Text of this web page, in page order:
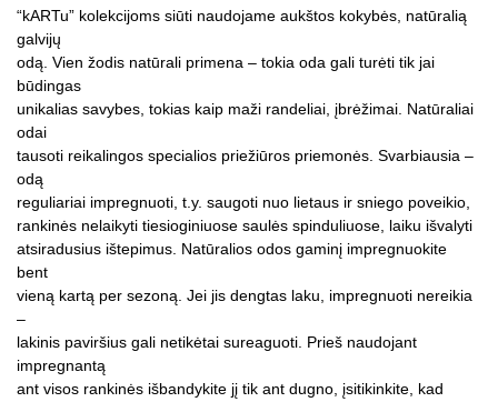
“kARTu” kolekcijoms siūti naudojame aukštos kokybės, natūralią
galvijų
odą. Vien žodis natūrali primena – tokia oda gali turėti tik jai
būdingas
unikalias savybes, tokias kaip maži randeliai, įbrėžimai. Natūraliai
odai
tausoti reikalingos specialios priežiūros priemonės. Svarbiausia –
odą
reguliariai impregnuoti, t.y. saugoti nuo lietaus ir sniego poveikio,
rankinės nelaikyti tiesioginiuose saulės spinduliuose, laiku išvalyti
atsiradusius ištepimus. Natūralios odos gaminį impregnuokite
bent
vieną kartą per sezoną. Jei jis dengtas laku, impregnuoti nereikia
–
lakinis paviršius gali netikėtai sureaguoti. Prieš naudojant
impregnantą
ant visos rankinės išbandykite jį tik ant dugno, įsitikinkite, kad